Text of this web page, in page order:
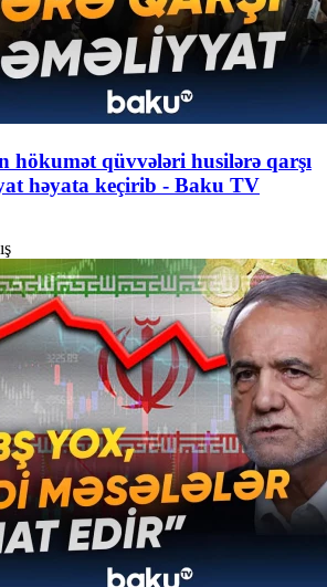
hökumət qüvvələri husilərə qarşı
həyata keçirib - Baku TV